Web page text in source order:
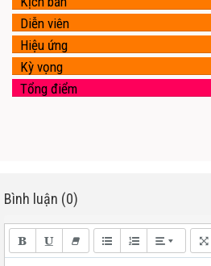
Diễn viên
Hiệu ứng
Kỳ vọng
Tổng điểm
Bình luận (0)